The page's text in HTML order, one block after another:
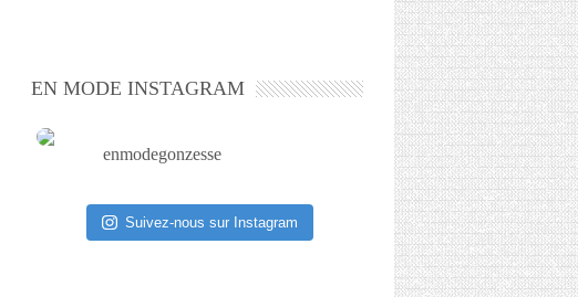
EN MODE INSTAGRAM
enmodegonzesse
Suivez-nous sur Instagram